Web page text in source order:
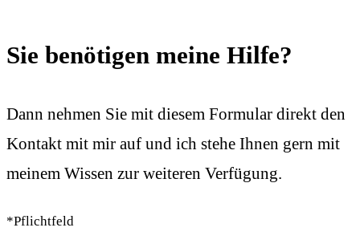
Sie benötigen meine Hilfe?
Dann nehmen Sie mit diesem Formular direkt den
Kontakt mit mir auf und ich stehe Ihnen gern mit
meinem Wissen zur weiteren Verfügung.
*Pflichtfeld